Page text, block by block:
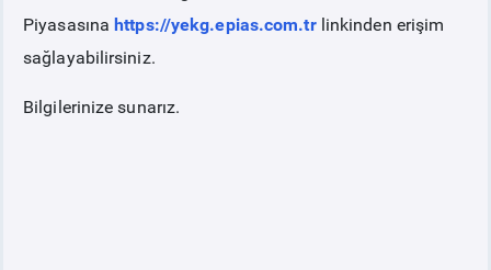
Piyasasınahttps://yekg.epias.com.trlinkinden erişim
sağlayabilirsiniz.
Bilgilerinize sunarız.